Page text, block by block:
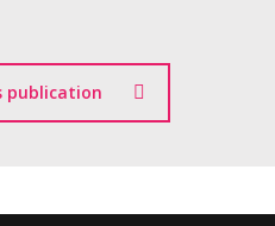
publication